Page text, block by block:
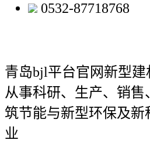
0532-87718768
青岛bjl平台官网新型建
从事科研、生产、销
筑节能与新型环保及
业